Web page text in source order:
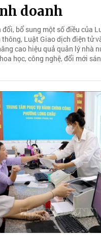
doanh
đổi, bổ sung một số điều của
Luật Giao dịch điện tử
cao hiệu quả quản lý nhà
học, công nghệ, đổi mới